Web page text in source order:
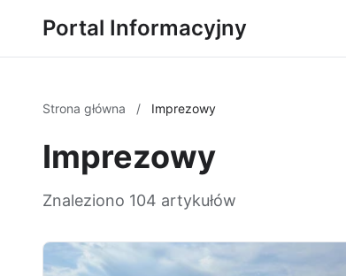
Portal Informacyjny
Strona główna / Imprezowy
Imprezowy
Znaleziono 104 artykułów